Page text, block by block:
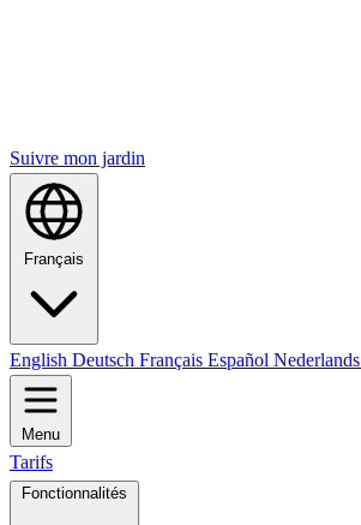
Suivre mon jardin
Français
English Deutsch Français Español Nederlands
Menu
Tarifs
Fonctionnalités